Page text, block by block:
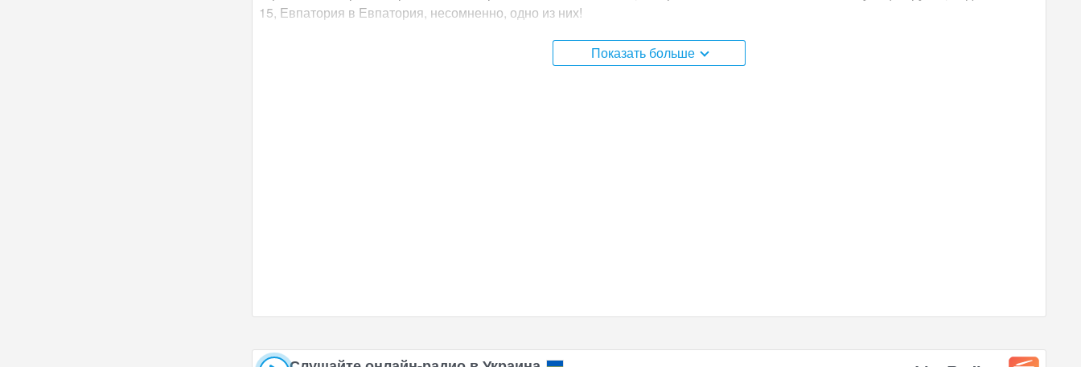
15, Евпатория в Евпатория, несомненно, одно из них!
улица Фрунзе, вид 15, Евпатория расположена в часовом поясе +03:00.
Показать больше